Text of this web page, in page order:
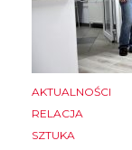
AKTUALNOŚCI
RELACJA
SZTUKA